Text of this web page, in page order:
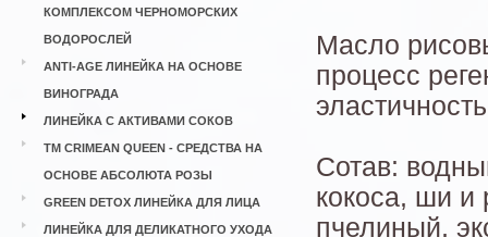
КОМПЛЕКСОМ ЧЕРНОМОРСКИХ
ВОДОРОСЛЕЙ
ANTI-AGE ЛИНЕЙКА НА ОСНОВЕ
ВИНОГРАДА
ЛИНЕЙКА С АКТИВАМИ СОКОВ
ТМ CRIMEAN QUEEN - СРЕДСТВА НА
ОСНОВЕ АБСОЛЮТА РОЗЫ
GREEN DETOX ЛИНЕЙКА ДЛЯ ЛИЦА
ЛИНЕЙКА ДЛЯ ДЕЛИКАТНОГО УХОДА
Масло
процесс
Сотав:
кокоса, ши и
пчелиный,